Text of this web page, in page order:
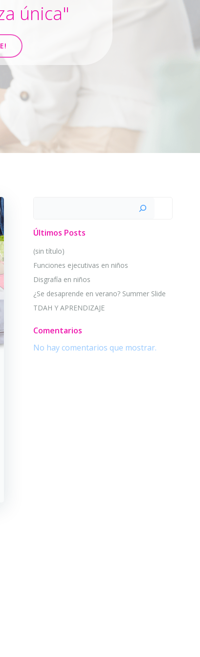
única"
Últimos Posts
(sin título)
Funciones ejecutivas en niños
Disgrafía en niños
¿Se desaprende en verano? Summer Slide
TDAH Y APRENDIZAJE
Comentarios
No hay comentarios que mostrar.